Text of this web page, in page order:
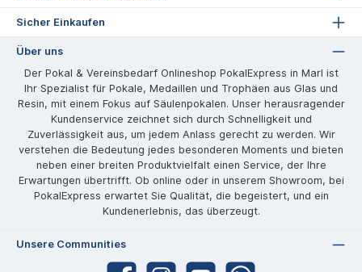
Sicher Einkaufen
Über uns
Der Pokal & Vereinsbedarf Onlineshop PokalExpress in Marl ist
Ihr Spezialist für Pokale, Medaillen und Trophäen aus Glas und
Resin, mit einem Fokus auf Säulenpokalen. Unser herausragender
Kundenservice zeichnet sich durch Schnelligkeit und
Zuverlässigkeit aus, um jedem Anlass gerecht zu werden. Wir
verstehen die Bedeutung jedes besonderen Moments und bieten
neben einer breiten Produktvielfalt einen Service, der Ihre
Erwartungen übertrifft. Ob online oder in unserem Showroom, bei
PokalExpress erwartet Sie Qualität, die begeistert, und ein
Kundenerlebnis, das überzeugt.
Unsere Communities